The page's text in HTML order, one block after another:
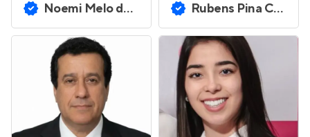
Noemi Melo de Lima Rubens Pina Costa